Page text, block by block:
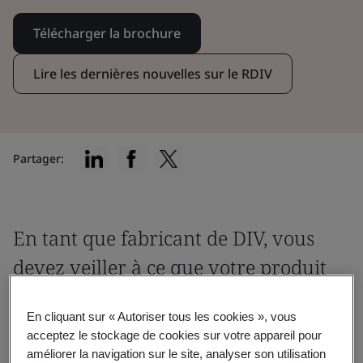
Télécharger la brochure
Lire les dernières nouvelles sur le RDIV
Partager:
En tant que fabricant de DIV, vous
devez veiller à ce que votre produit
réglementaires pertinentes avant
d’être mis sur le marché
En cliquant sur « Autoriser tous les cookies », vous
acceptez le stockage de cookies sur votre appareil pour
améliorer la navigation sur le site, analyser son utilisation